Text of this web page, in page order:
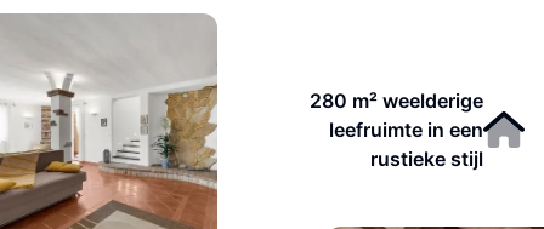
280 m² weelderige
leefruimte in een
rustieke stijl